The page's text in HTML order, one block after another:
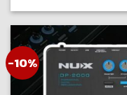
-10%